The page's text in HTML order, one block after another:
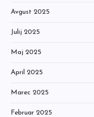
Avgust 2025
Julij 2025
Maj 2025
April 2025
Marec 2025
Februar 2025